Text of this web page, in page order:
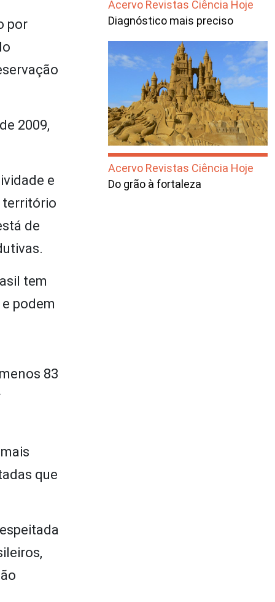
por
2009,
e
território
de
tem
podem
83
que
Acervo Revistas Ciência Hoje
Diagnóstico mais preciso
Acervo Revistas Ciência Hoje
Do grão à fortaleza